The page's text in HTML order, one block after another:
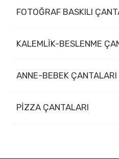
FOTOĞRAF BASKILI
KALEMLİK-BESLENME
ANNE-BEBEK ÇANTALARI
PİZZA ÇANTALARI